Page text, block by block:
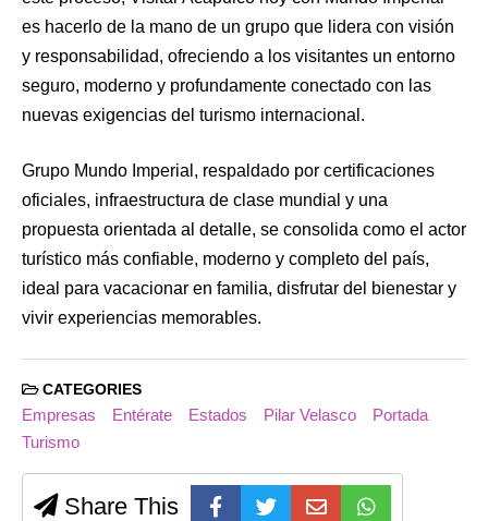
es hacerlo de la mano de un grupo que lidera con visión
y responsabilidad, ofreciendo a los visitantes un entorno
seguro, moderno y profundamente conectado con las
nuevas exigencias del turismo internacional.
Grupo Mundo Imperial, respaldado por certificaciones
oficiales, infraestructura de clase mundial y una
propuesta orientada al detalle, se consolida como el actor
turístico más confiable, moderno y completo del país,
ideal para vacacionar en familia, disfrutar del bienestar y
vivir experiencias memorables.
CATEGORIES
Empresas Entérate Estados Pilar Velasco
Portada
Turismo
Share This